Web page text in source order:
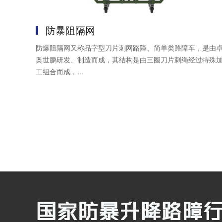
防暴阻隔网
防爆阻隔网又称品字型刀片刺网路障、简单类路障车，是由
奥世鹏研发、制造而成，其结构是由三圈刀片刺绳经过特殊
工组合而成，...